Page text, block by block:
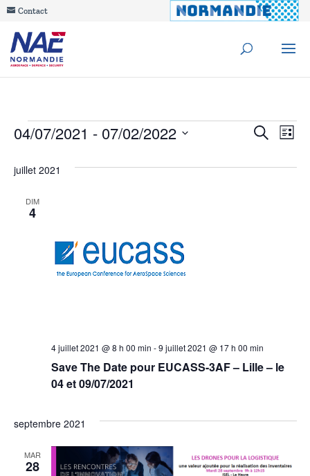
Contact
Évènements
et
Recherche
Liste
04/07/2021 - 07/02/2022
une
juillet 2021
DIM
4
Save The Date pour EUCASS-3AF – Lille – le
04 et 09/07/2021
4 juillet 2021 @ 8 h 00 min -9 juillet 2021 @ 17 h 00 min
septembre 2021
MAR
28